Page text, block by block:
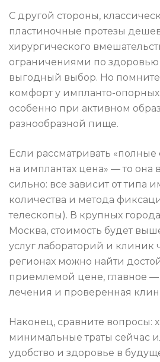
С другой стороны,
пластиночные протезы
хирургического
ограничениями по
выгодный выбор. Но
комфорт у импланто-
особенно при активном
разнообразной пище.
Если рассматривать
на имплантах цена» — то она
сильно: все зависит от типа
количества и метода
телескопы). В крупных
Москва, стоимость будет
услуг лабораторий и клиник
регионах можно найти
приемлемой цене, главное —
лечения и проверенная
Наконец, сравните вопросы:
минимальные траты сейчас
удобство и здоровье в